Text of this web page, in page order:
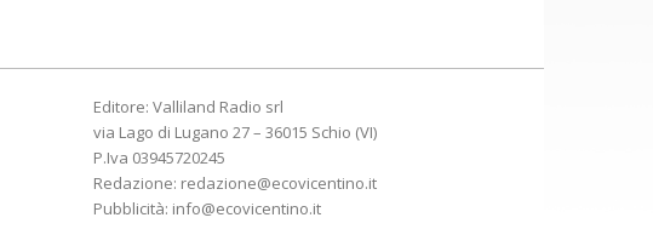
Editore: Valliland Radio srl
via Lago di Lugano 27 – 36015 Schio (VI)
P.Iva 03945720245
Redazione: redazione@ecovicentino.it
Pubblicità: info@ecovicentino.it